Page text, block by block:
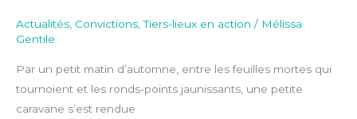
Actualités Convictions ,Tiers-lieux en action / Mélissa
Gentile
Par un petit matin d’automne, entre les feuilles mortes qui
tournoient et les ronds-points jaunissants, une petite
caravane s’est rendue